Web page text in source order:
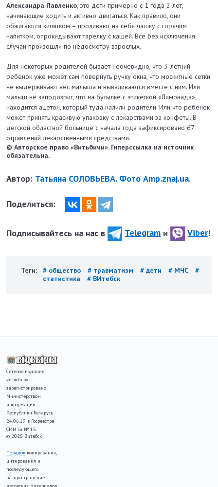
Александра Павленко, это дети примерно с 1 года 2 лет,
начинающие ходить и активно двигаться. Как правило, они
обжигаются кипятком – проливают на себя чашку с горячим
напитком, опрокидывают тарелку с кашей. Все без исключения
случаи произошли по недосмотру взрослых.
Для некоторых родителей бывает неочевидно, что 3-летний
ребенок уже может сам повернуть ручку окна, что москитные сетки
не выдерживают вес малыша и вываливаются вместе с ним. Или
малыш не заподозрит, что на бутылке с этикеткой «Лимонада»,
находится ацетон, который туда налили родители. Или что ребенок
может принять красивую упаковку с лекарствами за конфеты. В
детской областной больнице с начала года зафиксировано 67
отравлений лекарственными средствами.
© Авторское право «Витьбичи». Гиперссылка на источник
обязательна.
Автор: Татьяна СОЛОВЬЕВА. Фото Amp.znaj.ua.
Поделиться:
Подписывайтесь на нас в Telegram и Viber!
Теги: # общество # травматизм # дети # МЧС
#
статистика
# ВИтебск
Сетевое издание
vitbichi.by
зарегистрировано
Министерством
информации
Республики Беларусь
24.06.19 в Госреестре
СМИ за № 15.
© 2025 Витебск
Порядок копирования,
цитирования и
последующего
распространение